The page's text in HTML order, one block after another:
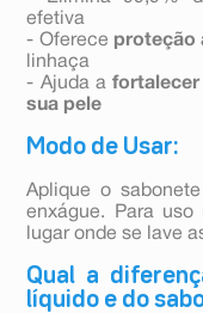
efetiva
- Oferece proteção
linhaça
- Ajuda afortalecer
sua pele
Modo de Usar:
Aplique o
enxágue. Para
lugar onde se lave
Qual a
líquido e do